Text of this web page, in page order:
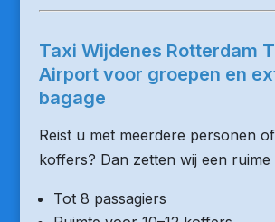
Taxi Wijdenes Rotterdam
Airport voor groepen en
bagage
Reist u met meerdere personen
koffers? Dan zetten wij een ruime
Tot 8 passagiers